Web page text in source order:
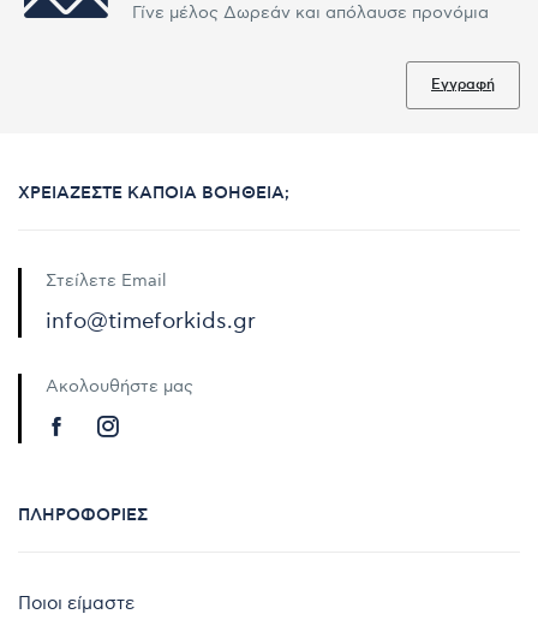
Γίνε μέλος Δωρεάν και απόλαυσε προνόμια
Εγγραφή
ΧΡΕΙΆΖΕΣΤΕ ΚΆΠΟΙΑ ΒΟΉΘΕΙΑ;
Στείλετε Email
info@timeforkids.gr
Ακολουθήστε μας
ΠΛΗΡΟΦΟΡΊΕΣ
Ποιοι είμαστε